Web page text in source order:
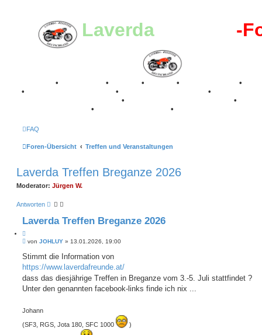
Laverda-Register -
• • • • •
•
•
•
•
•
• •
FAQ
Foren-Übersicht Treffen und Veranstaltungen
Laverda Treffen Breganze 2026
Moderator: Jürgen W.
Antworten
Laverda Treffen Breganze 2026
i
e
r
e
n
B
i
r
a
g
von JOHLUY » 13.01.2026, 19:00
Stimmt die Information von
https://www.laverdafreunde.at/
dass das diesjährige Treffen in Breganze vom 3.-5. Juli stattfindet ?
Unter den genannten facebook-links finde ich nix ...
Johann
(SF3, RGS, Jota 180, SFC 1000
)